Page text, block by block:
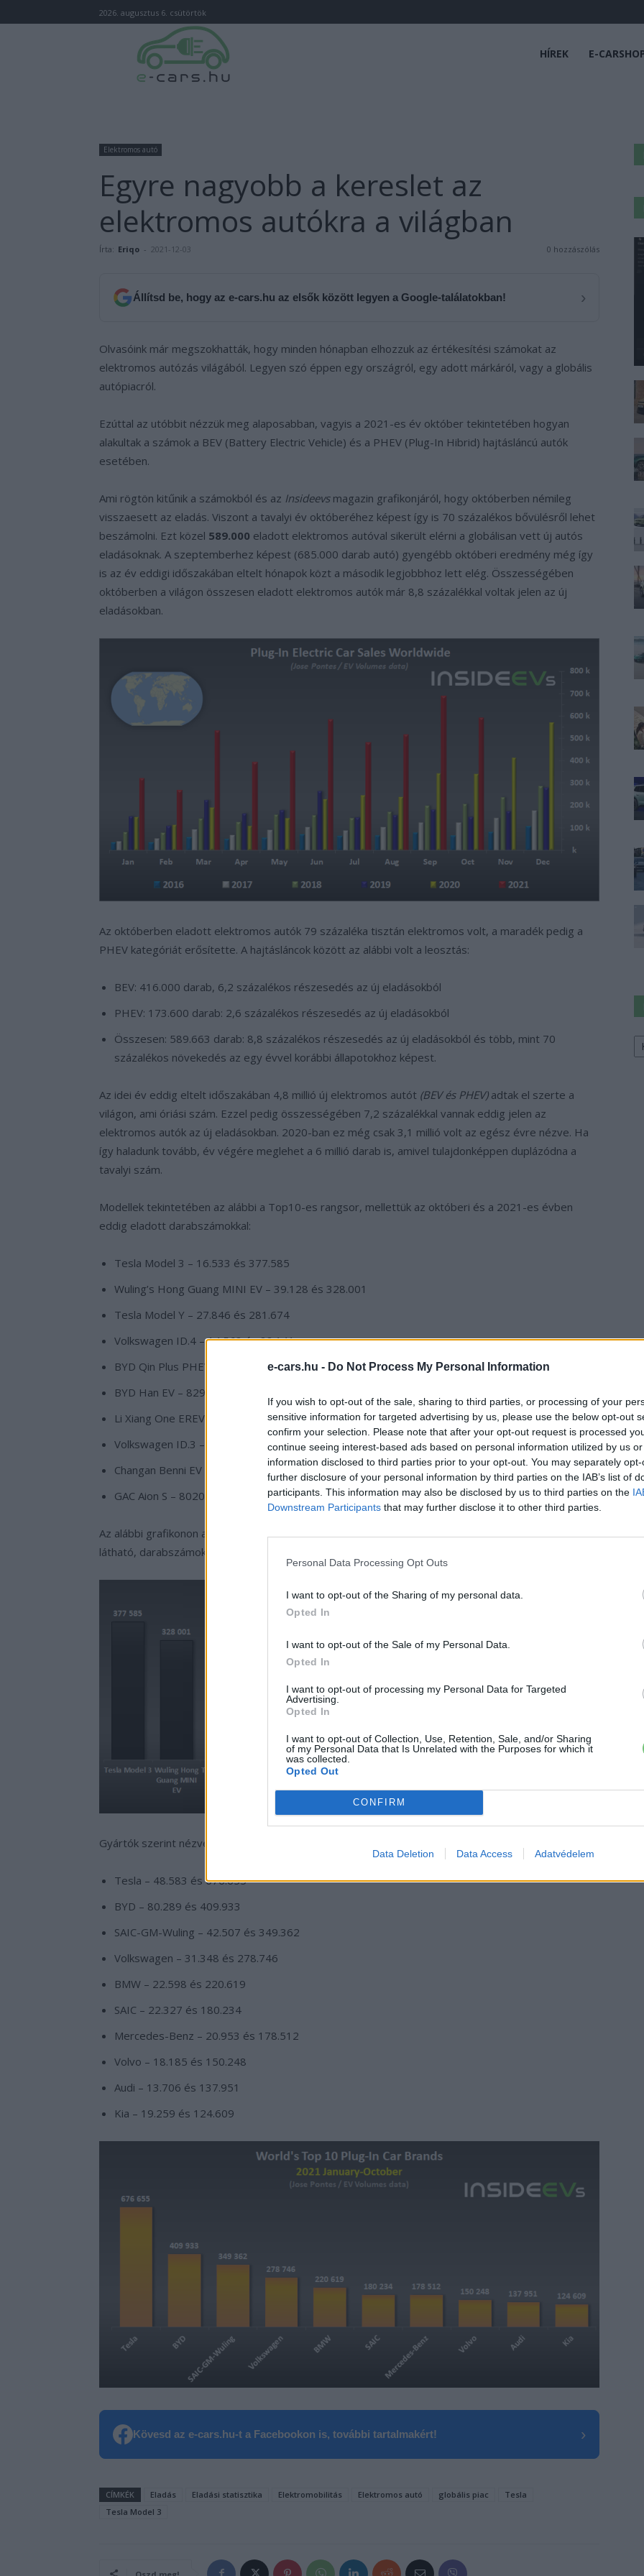
e-cars.hu - Do Not Process My Personal Information
If you wish to opt-out of the sale, sharing to third parties, or processing of your
sensitive information for targeted advertising by us, please use the below opt-out
confirm your selection. Please note that after your opt-out request is processed
continue seeing interest-based ads based on personal information utilized by us
information disclosed to third parties prior to your opt-out. You may separately
further disclosure of your personal information by third parties on the IAB’s list of
participants. This information may also be disclosed by us to third parties on the
Downstream Participants that may further disclose it to other third parties.
Personal Data Processing Opt Outs
I want to opt-out of the Sharing of my personal data.
Opted In
I want to opt-out of the Sale of my Personal Data.
Opted In
I want to opt-out of processing my Personal Data for Targeted
Advertising.
Opted In
I want to opt-out of Collection, Use, Retention, Sale, and/or Sharing
of my Personal Data that Is Unrelated with the Purposes for which it
was collected.
Opted Out
CONFIRM
Data Deletion Data Access Adatvédelem
2026. augusztus 6. csütörtök
HÍREK E-
Elektromos autó
Egyre nagyobb a kereslet az
elektromos autókra a világban
Írta: Eriqo - 2021-12-03 0 hozzászólás
Állítsd be, hogy az e-cars.hu az elsők között legyen a Google-találatokban! ›
Olvasóink már megszokhatták, hogy minden hónapban elhozzuk az értékesítési számokat az
elektromos autózás világából. Legyen szó éppen egy országról, egy adott márkáról, vagy a globális
autópiacról.
Ezúttal az utóbbit nézzük meg alaposabban, vagyis a 2021-es év október tekintetében hogyan
alakultak a számok a BEV (Battery Electric Vehicle) és a PHEV (Plug-In Hibrid) hajtásláncú autók
esetében.
Ami rögtön kitűnik a számokból és az Insideevs magazin grafikonjáról, hogy októberben némileg
visszaesett az eladás. Viszont a tavalyi év októberéhez képest így is 70 százalékos bővülésről lehet
beszámolni. Ezt közel 589.000 eladott elektromos autóval sikerült elérni a globálisan vett új autós
eladásoknak. A szeptemberhez képest (685.000 darab autó) gyengébb októberi eredmény még így
is az év eddigi időszakában eltelt hónapok közt a második legjobbhoz lett elég. Összességében
októberben a világon összesen eladott elektromos autók már 8,8 százalékkal voltak jelen az új
eladásokban.
Az októberben eladott elektromos autók 79 százaléka tisztán elektromos volt, a maradék pedig a
PHEV kategóriát erősítette. A hajtásláncok között az alábbi volt a leosztás:
BEV: 416.000 darab, 6,2 százalékos részesedés az új eladásokból
PHEV: 173.600 darab: 2,6 százalékos részesedés az új eladásokból
Összesen: 589.663 darab: 8,8 százalékos részesedés az új eladásokból és több, mint 70
százalékos növekedés az egy évvel korábbi állapotokhoz képest.
Az idei év eddig eltelt időszakában 4,8 millió új elektromos autót (BEV és PHEV) adtak el szerte a
világon, ami óriási szám. Ezzel pedig összességében 7,2 százalékkal vannak eddig jelen az
elektromos autók az új eladásokban. 2020-ban ez még csak 3,1 millió volt az egész évre nézve. Ha
így haladunk tovább, év végére meglehet a 6 millió darab is, amivel tulajdonképpen duplázódna a
tavalyi szám.
Modellek tekintetében az alábbi a Top10-es rangsor, mellettük az októberi és a 2021-es évben
eddig eladott darabszámokkal:
Tesla Model 3 – 16.533 és 377.585
Wuling’s Hong Guang MINI EV – 39.128 és 328.001
Tesla Model Y – 27.846 és 281.674
Volkswagen ID.4 – 14.568 és 88.141
BYD Qin Plus PHEV – 17.503 és 76.213
BYD Han EV – 8292 és 66.572
Li Xiang One EREV – 7649 és 62.919
Volkswagen ID.3 – 7079 és 60.120
Changan Benni EV – 6383 és 59.603
GAC Aion S – 8020 és 56.895
Az alábbi grafikonon a 2021-es év eddig eltelt időszakára vetített Top10-es típusok rangosra
látható, darabszámokkal együtt:
Gyártók szerint nézve a számokat, az alábbi a rangsor:
Tesla – 48.583 és 676.655
BYD – 80.289 és 409.933
SAIC-GM-Wuling – 42.507 és 349.362
Volkswagen – 31.348 és 278.746
BMW – 22.598 és 220.619
SAIC – 22.327 és 180.234
Mercedes-Benz – 20.953 és 178.512
Volvo – 18.185 és 150.248
Audi – 13.706 és 137.951
Kia – 19.259 és 124.609
Kövesd az e-cars.hu-t a Facebookon is, további tartalmakért! ›
CÍMKÉK Eladás Eladási statisztika Elektromobilitás Elektromos autó globális piac
Tesla
Tesla Model 3
Oszd meg!